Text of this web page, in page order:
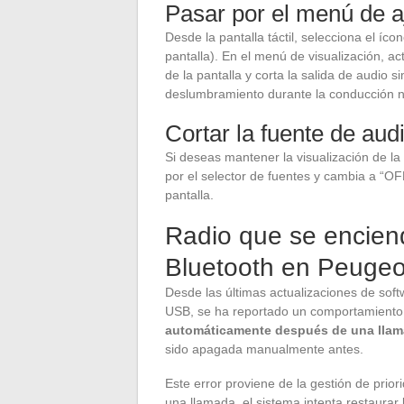
Pasar por el menú de
Desde la pantalla táctil, selecciona el
pantalla). En el menú de visualización,
de la pantalla y corta la salida de audio
deslumbramiento durante la conducción
Cortar la fuente de
Si deseas mantener la visualización de
por el selector de fuentes y cambia a
pantalla.
Radio que se
Bluetooth en
Desde las últimas actualizaciones de
USB, se ha reportado un
automáticamente después de una
sido apagada manualmente antes.
Este error proviene de la gestión de